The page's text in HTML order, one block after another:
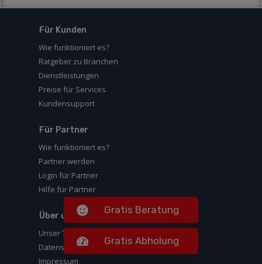
Für Kunden
Wie funktioniert es?
Ratgeber zu Branchen
Dienstleistungen
Preise für Services
Kundensupport
Für Partner
Wie funktioniert es?
Partner werden
Login für Partner
Hilfe für Partner
Über uns
Unser Team
Datenschutz
Impressum
Gratis Beratung
Gratis Abholung